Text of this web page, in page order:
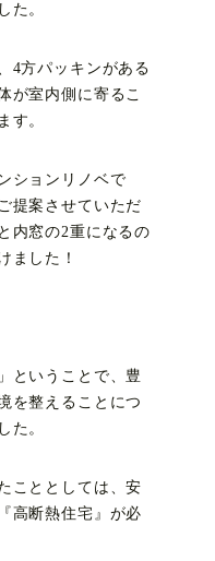
た。
4方パッキンがある
が室内側に寄るこ
す。
ションリノベで
提案させていただ
内窓の2重になるの
ました！
ということで、豊
を整えることにつ
た。
こととしては、安
高断熱住宅』が必